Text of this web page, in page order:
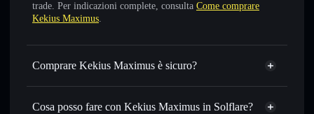
trade. Per indicazioni complete, consulta Come comprare
Kekius Maximus.
Comprare Kekius Maximus è sicuro?
Kekius Maximus token verificato
Cosa posso fare con Kekius Maximus in Solflare?